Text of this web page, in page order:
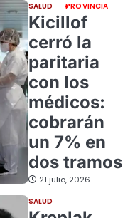
SALUD PROVINCIA
Kicillof
cerró la
paritaria
con los
médicos:
cobrarán
un 7% en
dos tramos
21 julio, 2026
SALUD